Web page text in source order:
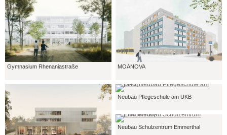
Gymnasium Rhenaniastraße MOANOVA
Neubau Pflegeschule am UKB
Neubau Schulzentrum Emmerthal